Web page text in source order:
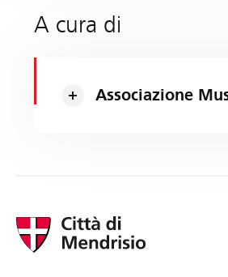
A cura di
Associazione